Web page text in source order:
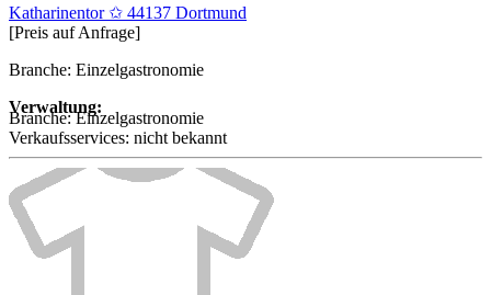
Katharinentor ✩ 44137 Dortmund
[Preis auf Anfrage]
Branche: Einzelgastronomie
Verwaltung:
Branche:Einzelgastronomie
Verkaufsservices: nicht bekannt